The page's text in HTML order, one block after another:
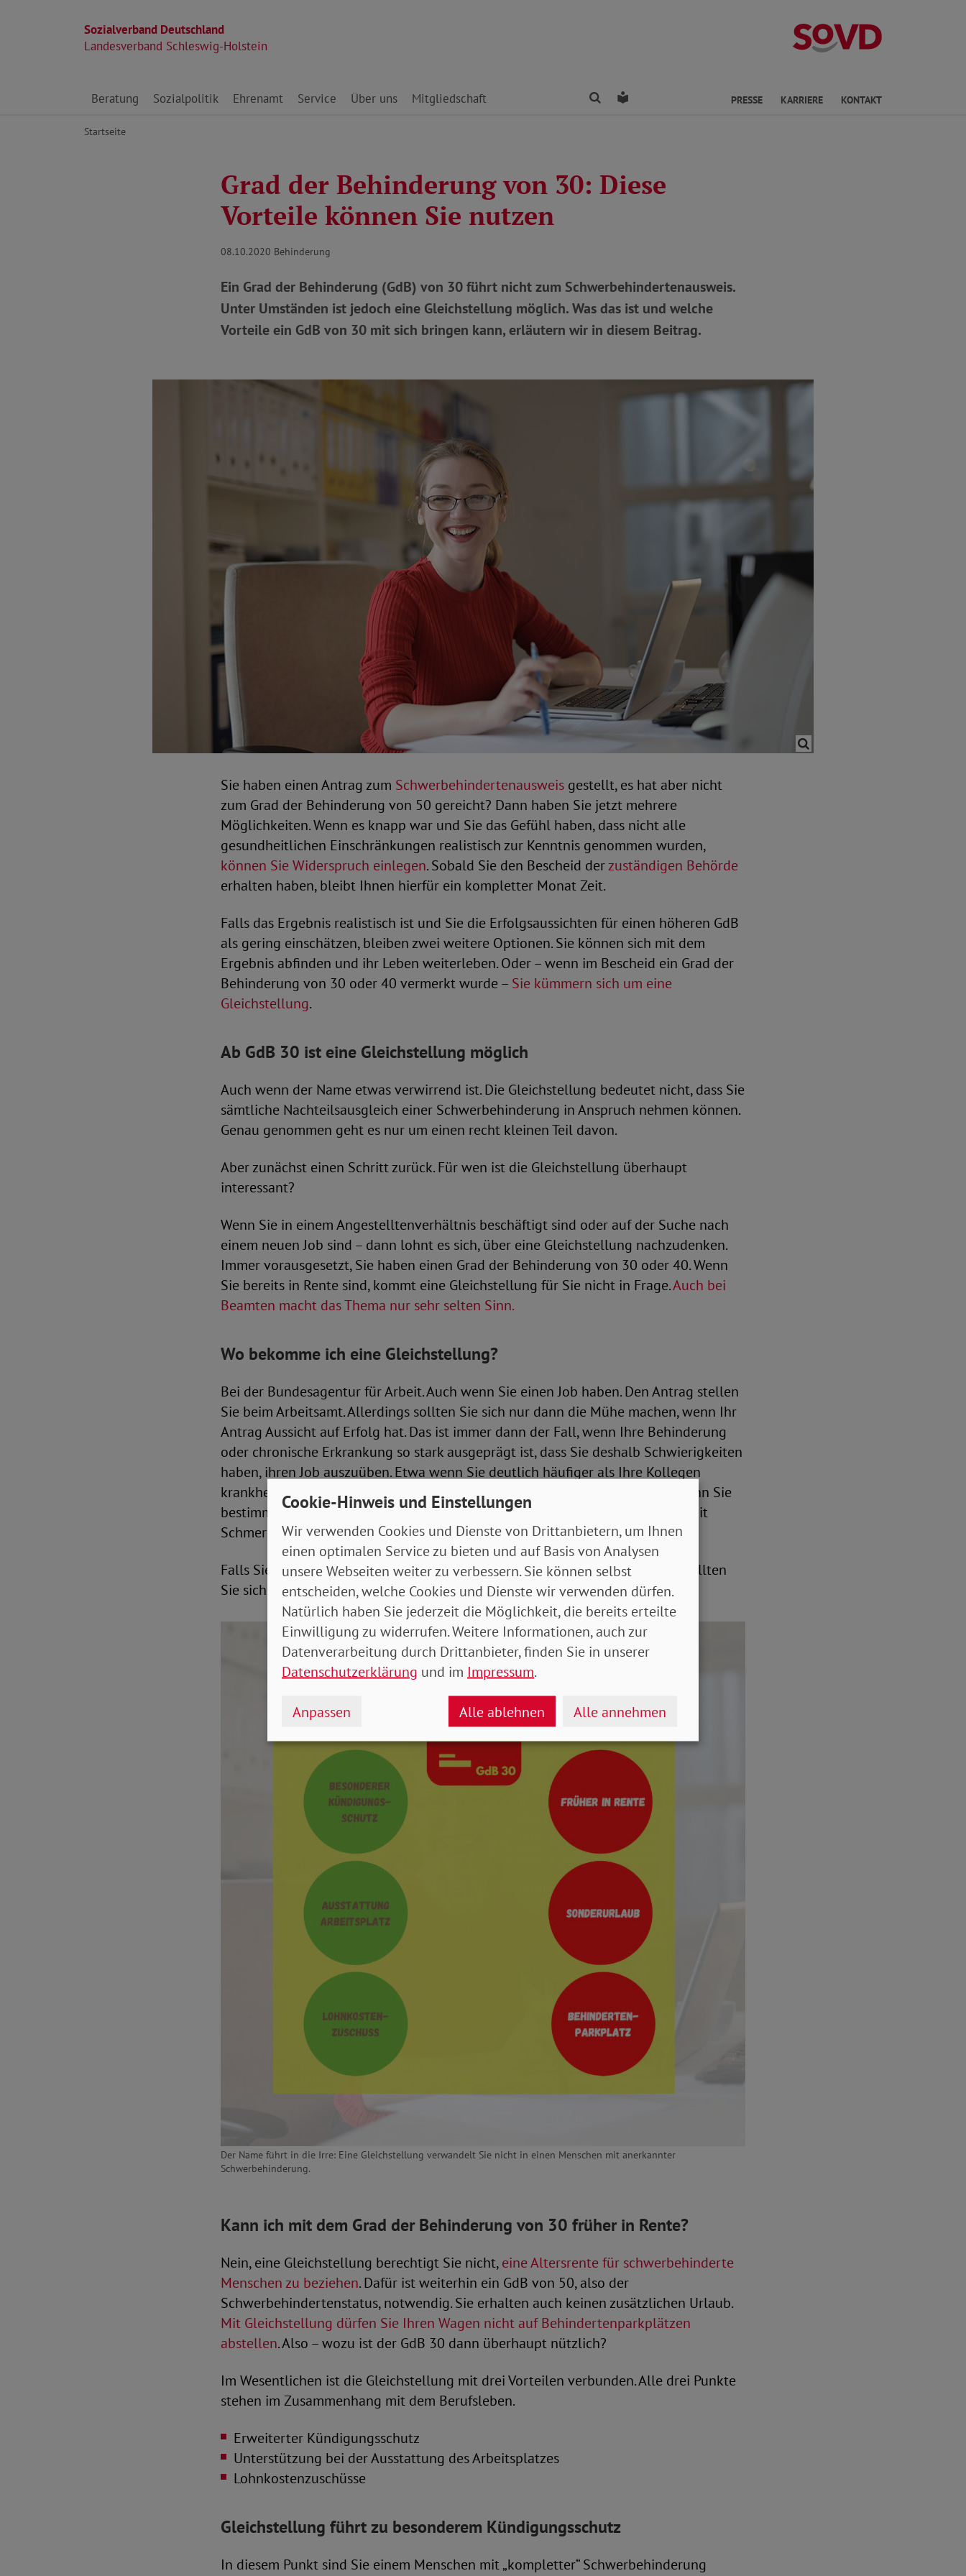
Sozialverband Deutschland
Landesverband Schleswig-Holstein
Direkt zu den Inhalten springen
Beratung Sozialpolitik Ehrenamt Service Über uns Mitgliedschaft FindenLeichte Sprache PRESSE KARRIERE KONTAKT
Startseite
Grad der Behinderung von 30: Diese
Vorteile können Sie nutzen
08.10.2020 Behinderung
Ein Grad der Behinderung (GdB) von 30 führt nicht zum Schwerbehindertenausweis.
Unter Umständen ist jedoch eine Gleichstellung möglich. Was das ist und welche
Vorteile ein GdB von 30 mit sich bringen kann, erläutern wir in diesem Beitrag.
Sie haben einen Antrag zum Schwerbehindertenausweis gestellt, es hat aber nicht
zum Grad der Behinderung von 50 gereicht? Dann haben Sie jetzt mehrere
Möglichkeiten. Wenn es knapp war und Sie das Gefühl haben, dass nicht alle
gesundheitlichen Einschränkungen realistisch zur Kenntnis genommen wurden,
können Sie Widerspruch einlegen. Sobald Sie den Bescheid derzuständigen Behörde
erhalten haben, bleibt Ihnen hierfür ein kompletter Monat Zeit.
Falls das Ergebnis realistisch ist und Sie die Erfolgsaussichten für einen höheren GdB
als gering einschätzen, bleiben zwei weitere Optionen. Sie können sich mit dem
Ergebnis abfinden und ihr Leben weiterleben. Oder – wenn im Bescheid ein Grad der
Behinderung von 30 oder 40 vermerkt wurde – Sie kümmern sich um eine
Gleichstellung.
Ab GdB 30 ist eine Gleichstellung möglich
Auch wenn der Name etwas verwirrend ist. Die Gleichstellung bedeutet nicht, dass Sie
sämtliche Nachteilsausgleich einer Schwerbehinderung in Anspruch nehmen können.
Genau genommen geht es nur um einen recht kleinen Teil davon.
Aber zunächst einen Schritt zurück. Für wen ist die Gleichstellung überhaupt
interessant?
Wenn Sie in einem Angestelltenverhältnis beschäftigt sind oder auf der Suche nach
einem neuen Job sind – dann lohnt es sich, über eine Gleichstellung nachzudenken.
Immer vorausgesetzt, Sie haben einen Grad der Behinderung von 30 oder 40. Wenn
Sie bereits in Rente sind, kommt eine Gleichstellung für Sie nicht in Frage.Auch bei
Beamten macht das Thema nur sehr selten Sinn.
Wo bekomme ich eine Gleichstellung?
Bei der Bundesagentur für Arbeit. Auch wenn Sie einen Job haben. Den Antrag stellen
Sie beim Arbeitsamt. Allerdings sollten Sie sich nur dann die Mühe machen, wenn Ihr
Antrag Aussicht auf Erfolg hat. Das ist immer dann der Fall, wenn Ihre Behinderung
oder chronische Erkrankung so stark ausgeprägt ist, dass Sie deshalb Schwierigkeiten
haben, ihren Job auszuüben. Etwa wenn Sie deutlich häufiger als Ihre Kollegen
krankheitsbedingt ausfallen. Wenn Sie langsamer arbeiten als früher. Oder wenn Sie
bestimmte Tätigkeiten in der Firma gar nicht mehr machen können oder nur mit
Schmerzen.
Falls Sie beim Lesen dieser Zeilen an Ihre eigene Situation erinnert werden, sollten
Sie sich um eine Gleichstellung kümmern.
Der Name führt in die Irre: Eine Gleichstellung verwandelt Sie nicht in einen Menschen mit anerkannter
Schwerbehinderung.
Kann ich mit dem Grad der Behinderung von 30 früher in Rente?
Nein, eine Gleichstellung berechtigt Sie nicht,eine Altersrente für schwerbehinderte
Menschen zu beziehen. Dafür ist weiterhin ein GdB von 50, also der
Schwerbehindertenstatus, notwendig. Sie erhalten auch keinen zusätzlichen Urlaub.
Mit Gleichstellung dürfen Sie Ihren Wagen nicht auf Behindertenparkplätzen
abstellen. Also – wozu ist der GdB 30 dann überhaupt nützlich?
Im Wesentlichen ist die Gleichstellung mit drei Vorteilen verbunden. Alle drei Punkte
stehen im Zusammenhang mit dem Berufsleben.
Erweiterter Kündigungsschutz
Unterstützung bei der Ausstattung des Arbeitsplatzes
Lohnkostenzuschüsse
Gleichstellung führt zu besonderem Kündigungsschutz
In diesem Punkt sind Sie einem Menschen mit „kompletter“ Schwerbehinderung
Cookie-Hinweis und Einstellungen
Wir verwenden Cookies und Dienste von Drittanbietern, um Ihnen
einen optimalen Service zu bieten und auf Basis von Analysen
unsere Webseiten weiter zu verbessern. Sie können selbst
entscheiden, welche Cookies und Dienste wir verwenden dürfen.
Natürlich haben Sie jederzeit die Möglichkeit, die bereits erteilte
Einwilligung zu widerrufen. Weitere Informationen, auch zur
Datenverarbeitung durch Drittanbieter, finden Sie in unserer
Datenschutzerklärung und im Impressum.
Anpassen Alle ablehnen Alle annehmen